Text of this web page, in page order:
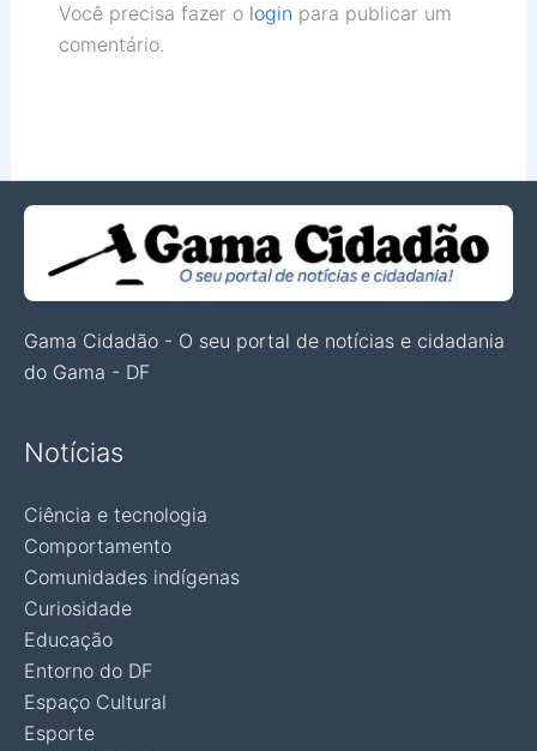
Você precisa fazer o login para publicar um
comentário.
Gama Cidadão - O seu portal de notícias e cidadania
do Gama - DF
Notícias
Ciência e tecnologia
Comportamento
Comunidades indígenas
Curiosidade
Educação
Entorno do DF
Espaço Cultural
Esporte